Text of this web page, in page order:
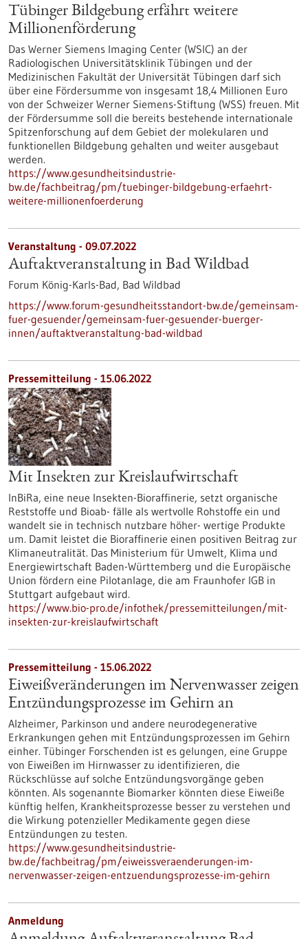
Tübinger Bildgebung erfährt weitere
Millionenförderung
Das Werner Siemens Imaging Center (WSIC) an der
Radiologischen Universitätsklinik Tübingen und der
Medizinischen Fakultät der Universität Tübingen darf sich
über eine Fördersumme von insgesamt 18,4 Millionen Euro
von der Schweizer Werner Siemens-Stiftung (WSS) freuen. Mit
der Fördersumme soll die bereits bestehende internationale
Spitzenforschung auf dem Gebiet der molekularen und
funktionellen Bildgebung gehalten und weiter ausgebaut
werden.
https://www.gesundheitsindustrie-
bw.de/fachbeitrag/pm/tuebinger-bildgebung-erfaehrt-
weitere-millionenfoerderung
Veranstaltung - 09.07.2022
Auftaktveranstaltung in Bad Wildbad
Forum König-Karls-Bad, Bad Wildbad
https://www.forum-gesundheitsstandort-bw.de/gemeinsam-
fuer-gesuender/gemeinsam-fuer-gesuender-buerger-
innen/auftaktveranstaltung-bad-wildbad
Pressemitteilung - 15.06.2022
Mit Insekten zur Kreislaufwirtschaft
InBiRa, eine neue Insekten-Bioraffinerie, setzt organische
Reststoffe und Bioab- fälle als wertvolle Rohstoffe ein und
wandelt sie in technisch nutzbare höher- wertige Produkte
um. Damit leistet die Bioraffinerie einen positiven Beitrag zur
Klimaneutralität. Das Ministerium für Umwelt, Klima und
Energiewirtschaft Baden-Württemberg und die Europäische
Union fördern eine Pilotanlage, die am Fraunhofer IGB in
Stuttgart aufgebaut wird.
https://www.bio-pro.de/infothek/pressemitteilungen/mit-
insekten-zur-kreislaufwirtschaft
Pressemitteilung - 15.06.2022
Eiweißveränderungen im Nervenwasser zeigen
Entzündungsprozesse im Gehirn an
Alzheimer, Parkinson und andere neurodegenerative
Erkrankungen gehen mit Entzündungsprozessen im Gehirn
einher. Tübinger Forschenden ist es gelungen, eine Gruppe
von Eiweißen im Hirnwasser zu identifizieren, die
Rückschlüsse auf solche Entzündungsvorgänge geben
könnten. Als sogenannte Biomarker könnten diese Eiweiße
künftig helfen, Krankheitsprozesse besser zu verstehen und
die Wirkung potenzieller Medikamente gegen diese
Entzündungen zu testen.
https://www.gesundheitsindustrie-
bw.de/fachbeitrag/pm/eiweissveraenderungen-im-
nervenwasser-zeigen-entzuendungsprozesse-im-gehirn
Anmeldung